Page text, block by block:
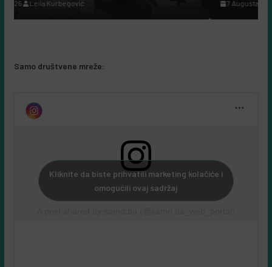
Samo društvene mreže:
Kliknite da biste prihvatili marketing kolačiće i
omogućili ovaj sadržaj